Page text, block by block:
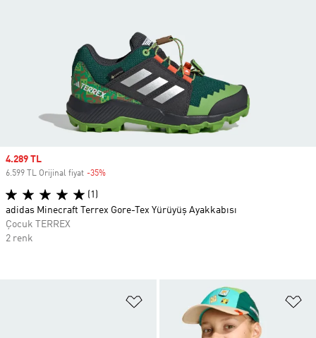
Favori Listesine Ekle
Sale price
4.289 TL
6.599 TL Orijinal fiyat -35%
(1)
adidas Minecraft Terrex Gore-Tex Yürüyüş Ayakkabısı
Çocuk TERREX
2 renk